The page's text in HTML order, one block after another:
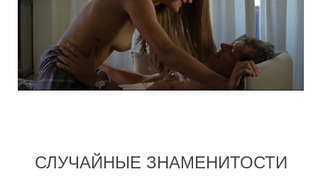
СЛУЧАЙНЫЕ ЗНАМЕНИТОСТИ